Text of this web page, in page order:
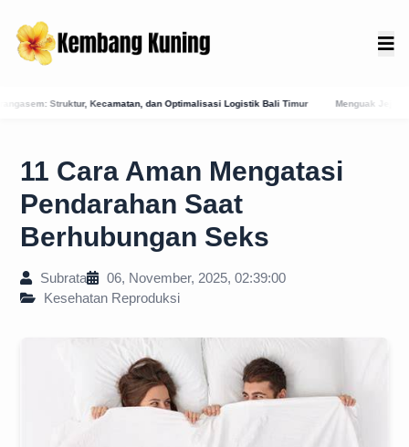
Optimalisasi Logistik Bali Timur Menguak Jejak Kuno: Asal-Usul Mitologis dan
11 Cara Aman Mengatasi
Pendarahan Saat
Berhubungan Seks
Subrata
06, November, 2025, 02:39:00
Kesehatan Reproduksi